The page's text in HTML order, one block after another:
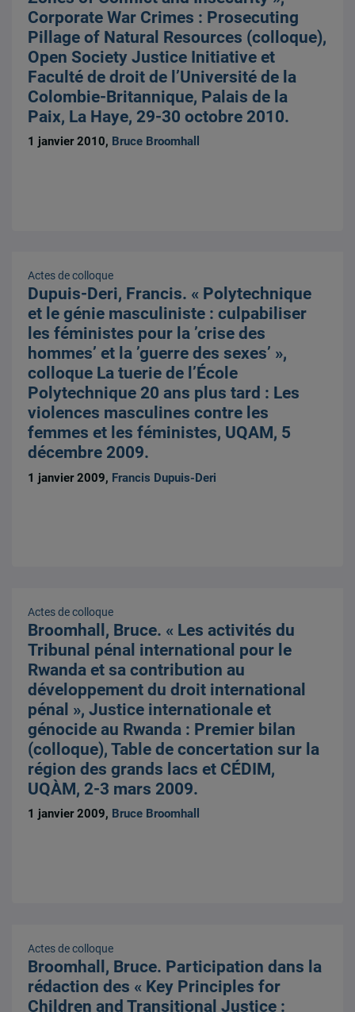
Corporate War Crimes : Prosecuting
Pillage of Natural Resources (colloque),
Open Society Justice Initiative et
Faculté de droit de l’Université de la
Colombie-Britannique, Palais de la
Paix, La Haye, 29-30 octobre 2010.
1 janvier 2010, Bruce Broomhall
Actes de colloque
Dupuis-Deri, Francis. « Polytechnique
et le génie masculiniste : culpabiliser
les féministes pour la ’crise des
hommes’ et la ’guerre des sexes’ »,
colloque La tuerie de l’École
Polytechnique 20 ans plus tard : Les
violences masculines contre les
femmes et les féministes, UQAM, 5
décembre 2009.
1 janvier 2009, Francis Dupuis-Deri
Actes de colloque
Broomhall, Bruce. « Les activités du
Tribunal pénal international pour le
Rwanda et sa contribution au
développement du droit international
pénal », Justice internationale et
génocide au Rwanda : Premier bilan
(colloque), Table de concertation sur la
région des grands lacs et CÉDIM,
UQÀM, 2-3 mars 2009.
1 janvier 2009, Bruce Broomhall
Actes de colloque
Broomhall, Bruce. Participation dans la
rédaction des « Key Principles for
Children and Transitional Justice :